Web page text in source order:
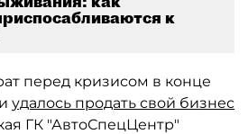
к
перед кризисом в конце
удалось продать свой бизнес
ГК "АвтоСпецЦентр"